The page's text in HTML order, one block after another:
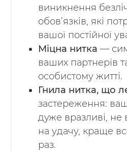
виникнення
обов’язків, які
вашої постійної
Міцна нитка —
ваших партнерів
особистому житті.
Гнила нитка, що
застереження:
дуже вразливі, не
на удачу, краще
раз.